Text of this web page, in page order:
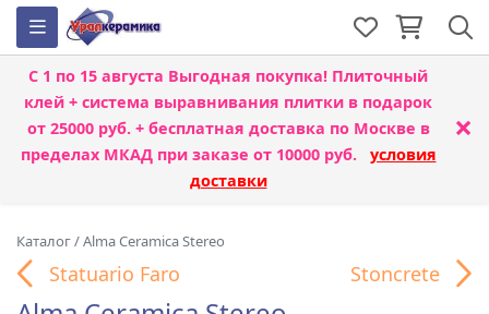
С 1 по 15 августа Выгодная покупка! Плиточный
клей + система выравнивания плитки в подарок
от 25000 руб. + бесплатная доставка по Москве в
пределах МКАД при заказе от 10000 руб. условия
доставки
×
Каталог/Alma Ceramica Stereo
Statuario Faro Stoncrete